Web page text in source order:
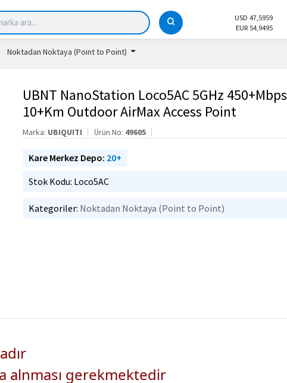
USD 47,5959
EUR 54,9495
Noktadan Noktaya (Point to Point)
UBNT NanoStation Loco5AC 5GHz 450+Mbps
10+Km Outdoor AirMax Access Point
Marka: UBIQUITI Ürün No: 49605
Kare Merkez Depo: 20+
Stok Kodu: Loco5AC
Kategoriler: Noktadan Noktaya (Point to Point)